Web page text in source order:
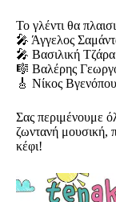
Το γλέντι θα
🎤 Άγγελος
🎤 Βασιλική Τζάρα
🎼 Βαλέρης
🎸 Νίκος
Σας περιμένουμε
ζωντανή μουσική,
κέφι!